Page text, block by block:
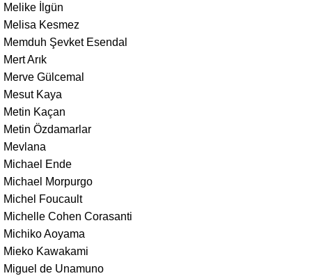
Melike İlgün
Melisa Kesmez
Memduh Şevket Esendal
Mert Arık
Merve Gülcemal
Mesut Kaya
Metin Kaçan
Metin Özdamarlar
Mevlana
Michael Ende
Michael Morpurgo
Michel Foucault
Michelle Cohen Corasanti
Michiko Aoyama
Mieko Kawakami
Miguel de Unamuno